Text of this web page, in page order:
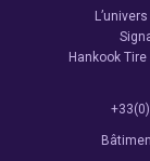
Hankook